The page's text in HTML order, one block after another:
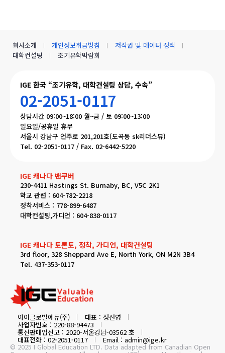
IGE 한국 “조기유학, 대학컨설팅 상담, 수속”
02-2051-0117
상담시간 09:00~18:00 월~금 / 토 09:00~13:00
일요일/공휴일 휴무
서울시 강남구 언주로 201,201호(도곡동 sk리더스뷰)
Tel. 02-2051-0117 / Fax. 02-6442-5220
IGE 캐나다 밴쿠버
230-4411 Hastings St. Burnaby, BC, V5C 2K1
학교 관련 : 604-782-2218
정착서비스 : 778-899-6487
대학컨설팅,가디언 : 604-838-0117
IGE 캐나다 토론토, 정착, 가디언, 대학컨설팅
3rd floor, 328 Sheppard Ave E, North York, ON M2N 3B4
Tel. 437-353-0117
아이글로벌에듀(주) 대표 : 정선영
사업자번호 : 220-88-94473
통신판매업신고 : 2020-서울강남-03562 호
대표전화 : 02-2051-0117 Email : admin@ige.kr
회사소개 개인정보취급방침
저작권 및 데이터 정책
대학컨설팅
조기유학박람회
© 2025 I Global Education LTD. Data adapted from Canadian Open